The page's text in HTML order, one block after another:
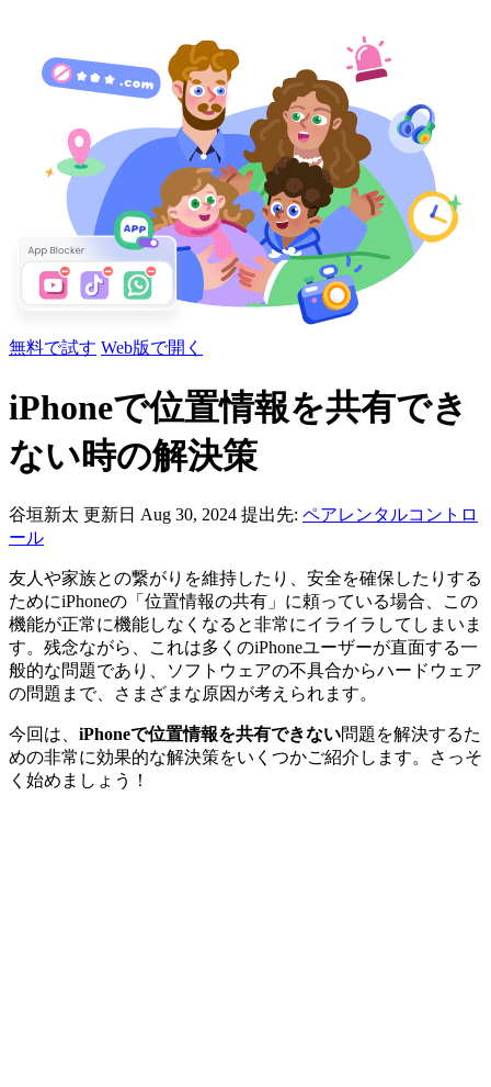
無料で試す Web版で開く
iPhoneで位置情報を共有でき
ない時の解決策
谷垣新太 更新日 Aug 30, 2024 提出先: ペアレンタルコントロ
ール
友人や家族との繋がりを維持したり、安全を確保したりする
ためにiPhoneの「位置情報の共有」に頼っている場合、この
機能が正常に機能しなくなると非常にイライラしてしまいま
す。残念ながら、これは多くのiPhoneユーザーが直面する一
般的な問題であり、ソフトウェアの不具合からハードウェア
の問題まで、さまざまな原因が考えられます。
今回は、 iPhoneで位置情報を共有できない問題を解決するた
めの非常に効果的な解決策をいくつかご紹介します。さっそ
く始めましょう！